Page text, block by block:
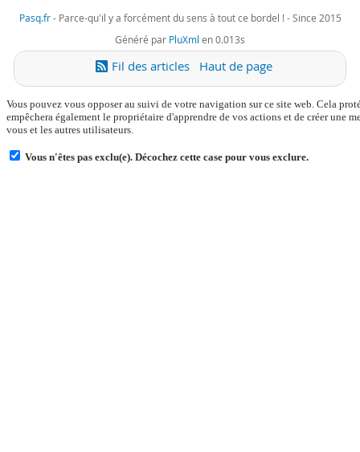
Pasq.fr- Parce-qu'il y a forcément du sens à tout ce bordel ! - Since 2015
Généré par PluXml en 0.013s
Fil des articles Haut de page